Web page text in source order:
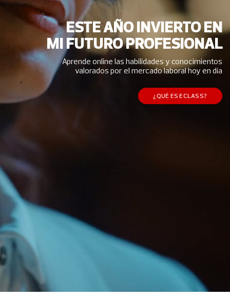
ESTE AÑO INVIERTO EN
MI FUTURO PROFESIONAL
Aprende online las habilidades y conocimientos
valorados por el mercado laboral hoy en día
¿QUÉ ES ECLASS?